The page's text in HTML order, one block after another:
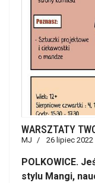
WARSZTATY
MJ 26 lipiec 2022
POLKOWICE.
stylu Mangi,